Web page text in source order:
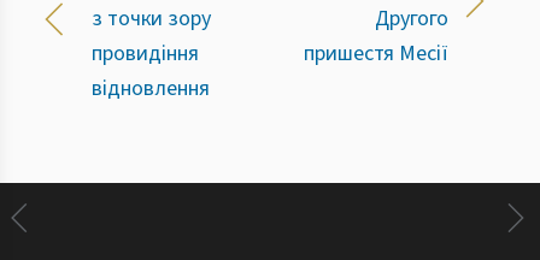
з точки зору
провидіння
відновлення
Другого
пришестя Месії